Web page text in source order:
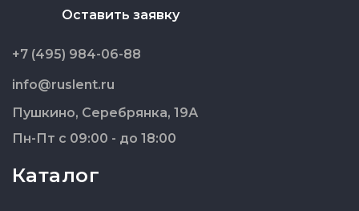
Оставить заявку
+7 (495) 984-06-88
info@ruslent.ru
Пушкино, Серебрянка, 19А
Пн-Пт с 09:00 - до 18:00
Каталог